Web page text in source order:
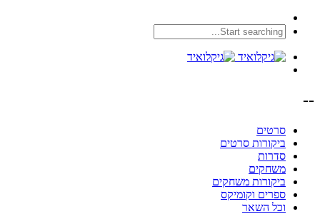
--
סרטים
ביקורות סרטים
סדרות
משחקים
ביקורות משחקים
ספרים וקומיקס
וכל השאר